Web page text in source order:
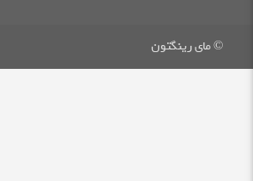
© مای رینگتون